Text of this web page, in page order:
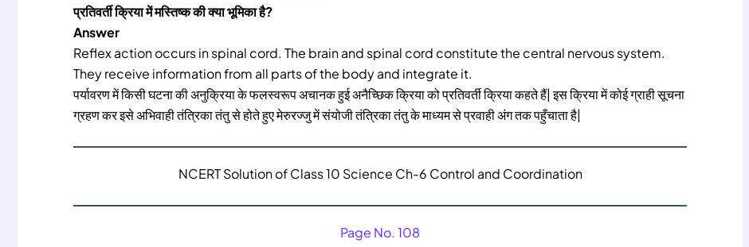
प्रतिवर्ती क्रिया में मस्तिष्क की क्या भूमिका है?
Answer
Reflex action occurs in spinal cord. The brain and spinal cord constitute the central nervous system.
They receive information from all parts of the body and integrate it.
पर्यावरण में किसी घटना की अनुक्रिया के फलस्वरूप अचानक हुई अनैच्छिक क्रिया को प्रतिवर्ती क्रिया कहते हैं| इस क्रिया में कोई ग्राही सूचना
ग्रहण कर इसे अभिवाही तंत्रिका तंतु से होते हुए मेरुरज्जु में संयोजी तंत्रिका तंतु के माध्यम से प्रवाही अंग तक पहुँचाता है|
NCERT Solution of Class 10 Science Ch-6 Control and Coordination
Page No. 108